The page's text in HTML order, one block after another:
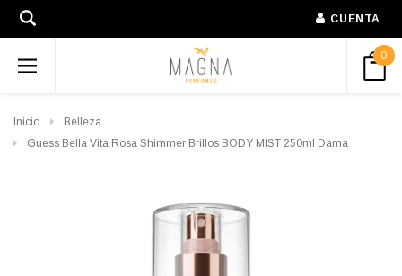
CUENTA
0
Inicio
Belleza
Guess Bella Vita Rosa Shimmer Brillos BODY MIST 250ml Dama